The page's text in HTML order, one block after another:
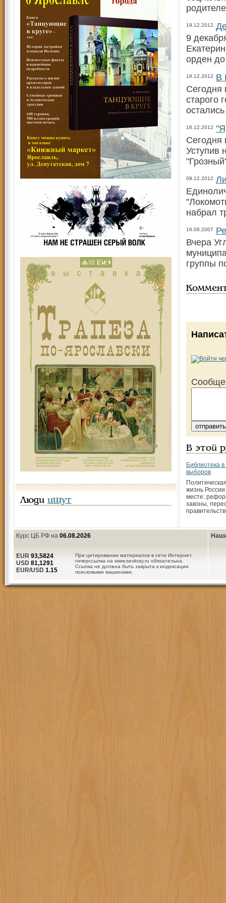
Люди ищут
19.12.2012
9
орден
18.12.2012
В
Сегодня
старого
16.12.2012
Сегодня
Уступив
09.12.2012
набрал
16.08.2007
Вчера
группы
В этой
Библиотека в
выборов
жизнь
месте:
законы,
Курс ЦБ РФ на 06.08.2026
При цитировании материалов в сети Интернет,
гиперссылка на www.sevkray.ru обязательна.
Ссылка не должна быть закрыта к индексации
поисковыми машинами.
EUR 93,5824
USD 81,1291
EUR/USD 1.15